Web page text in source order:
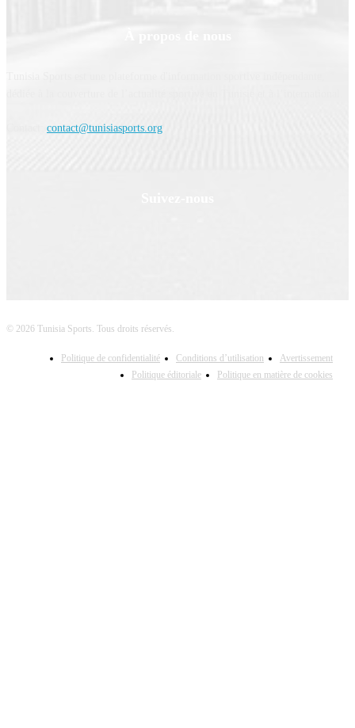
contact@tunisiasports.org
© 2026 Tunisia Sports. Tous droits réservés.
Politique de confidentialité Conditions d’utilisation
Avertissement
Politique éditoriale
Politique en matière de cookies